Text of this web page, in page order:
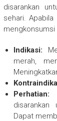
disarankan
sehari.
mengkonsumsi
Indikasi:
merah,
Perhatian:
disarankan
Dapat